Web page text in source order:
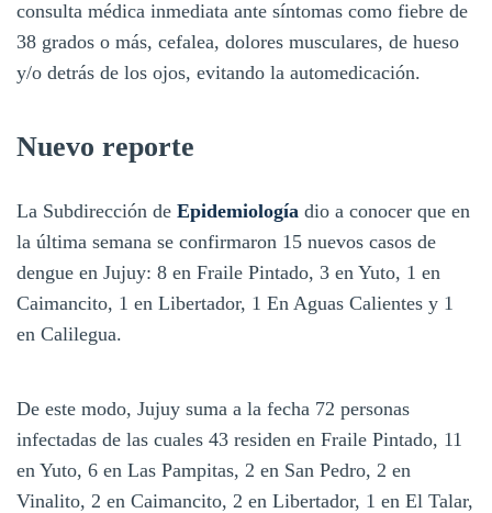
consulta médica inmediata ante síntomas como fiebre de
38 grados o más, cefalea, dolores musculares, de hueso
y/o detrás de los ojos, evitando la automedicación.
Nuevo reporte
La Subdirección de Epidemiología dio a conocer que en
la última semana se confirmaron 15 nuevos casos de
dengue en Jujuy: 8 en Fraile Pintado, 3 en Yuto, 1 en
Caimancito, 1 en Libertador, 1 En Aguas Calientes y 1
en Calilegua.
De este modo, Jujuy suma a la fecha 72 personas
infectadas de las cuales 43 residen en Fraile Pintado, 11
en Yuto, 6 en Las Pampitas, 2 en San Pedro, 2 en
Vinalito, 2 en Caimancito, 2 en Libertador, 1 en El Talar,